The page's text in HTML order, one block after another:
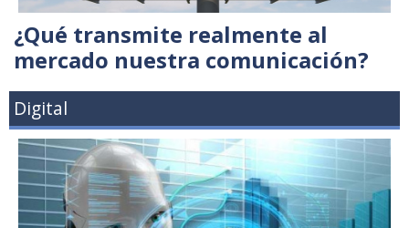
¿Qué transmite realmente al
mercado nuestra comunicación?
Digital